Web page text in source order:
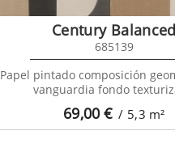
69,00€ / 5,3 m²
Century Balanced
685139
Papel pintado composición
vanguardia fondo